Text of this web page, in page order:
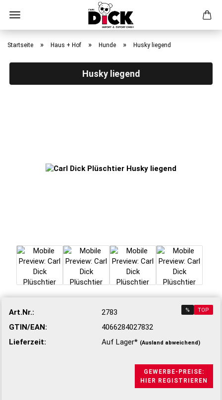
Direkt
zumStartseite » Haus + Hof » Hunde » Husky liegend
Husky liegend
% TOP
Art.Nr.:
2783
GTIN/EAN:
4066284027832
Lieferzeit:
Auf Lager* (Ausland abweichend)
GEWERBE-PREISE:
HIER REGISTRIEREN